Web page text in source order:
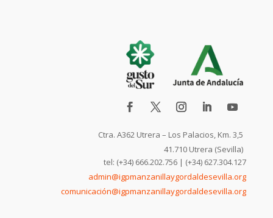
Ctra. A362 Utrera – Los Palacios, Km. 3,5
41.710 Utrera (Sevilla)
tel: (+34) 666.202.756 | (+34) 627.304.127
admin@igpmanzanillaygordaldesevilla.org
comunicación@igpmanzanillaygordaldesevilla.org